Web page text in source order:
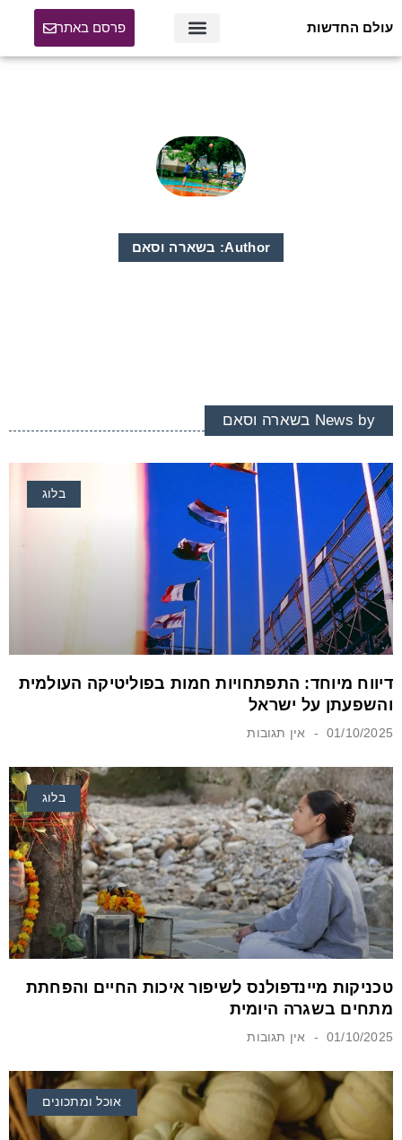
עולם החדשות פרסם באתר
Author: בשארה וסאם
News by בשארה וסאם
בלוג
דיווח מיוחד: התפתחויות חמות בפוליטיקה העולמית
והשפעתן על ישראל
01/10/2025 אין תגובות
בלוג
טכניקות מיינדפולנס לשיפור איכות החיים והפחתת
מתחים בשגרה היומית
01/10/2025 אין תגובות
אוכל ומתכונים